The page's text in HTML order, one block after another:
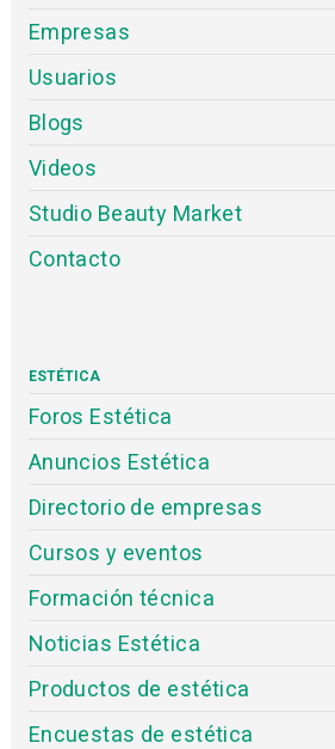
Empresas
Usuarios
Blogs
Videos
Studio Beauty Market
Contacto
ESTÉTICA
Foros Estética
Anuncios Estética
Directorio de empresas
Cursos y eventos
Formación técnica
Noticias Estética
Productos de estética
Encuestas de estética